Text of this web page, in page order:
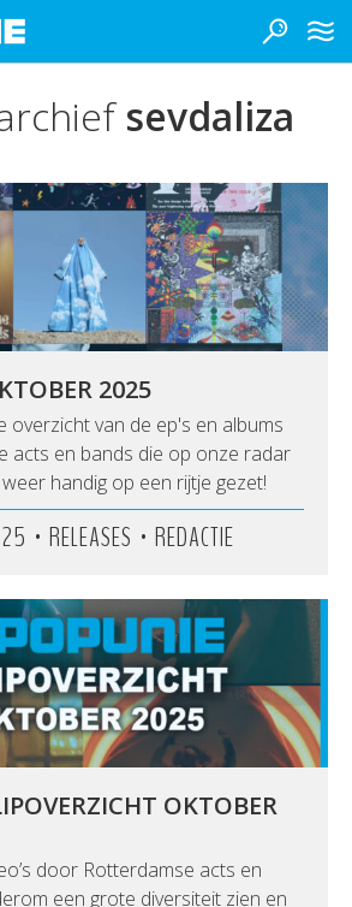
sevdaliza
2025
overzicht van de ep's en albums
acts en bands die op onze radar
handig op een rijtje gezet!
• RELEASES • REDACTIE
OKTOBER
door Rotterdamse acts en
een grote diversiteit zien en